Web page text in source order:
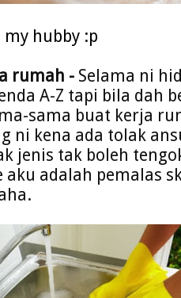
hubby :p
rumah - Selama ni
A-Z tapi bila dah
sama buat kerja
ni kena ada tolak
jenis tak boleh
aku adalah pemalas